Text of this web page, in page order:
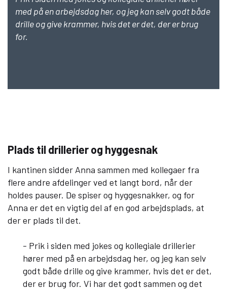
med på en arbejdsdag her, og jeg kan selv godt både
drille og give krammer, hvis det er det, der er brug
for.
Plads til drillerier og hyggesnak
I kantinen sidder Anna sammen med kollegaer fra
flere andre afdelinger ved et langt bord, når der
holdes pauser. De spiser og hyggesnakker, og for
Anna er det en vigtig del af en god arbejdsplads, at
der er plads til det.
- Prik i siden med jokes og kollegiale drillerier
hører med på en arbejdsdag her, og jeg kan selv
godt både drille og give krammer, hvis det er det,
der er brug for. Vi har det godt sammen og det